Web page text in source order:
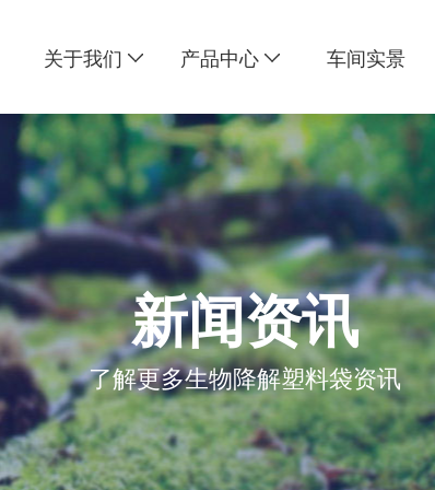
关于我们 产品中心 车间实景
新闻资讯
了解更多生物降解塑料袋资讯